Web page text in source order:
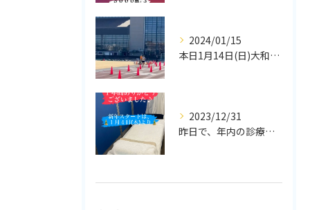
2024/01/15
本日1月14日(日)大和市競走駅伝大会🎽にトシ練に参加者の皆...
2023/12/31
昨日で、年内の診療が何とか無事に１年間やり切れました。